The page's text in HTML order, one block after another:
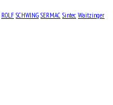
ROLF SCHWING SERMAC Sintec Waitzinger